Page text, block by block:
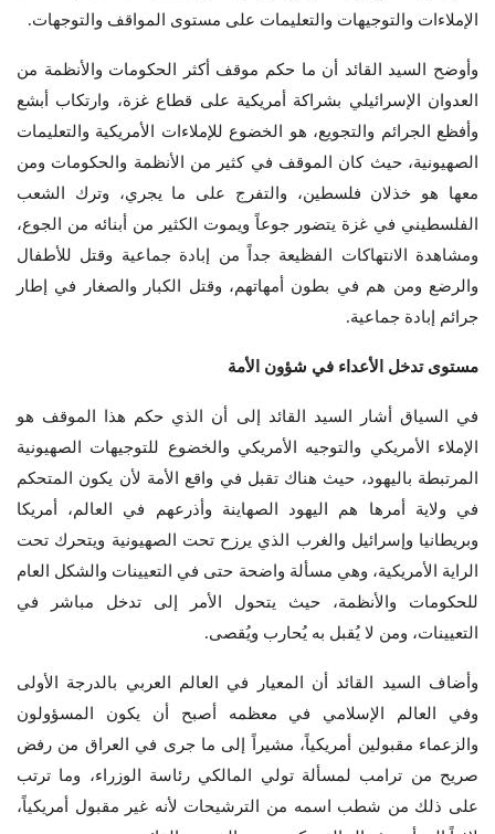
الإملاءات والتوجيهات والتعليمات على مستوى المواقف والتوجهات.
وأوضح السيد القائد أن ما حكم موقف أكثر الحكومات والأنظمة من
العدوان الإسرائيلي بشراكة أمريكية على قطاع غزة، وارتكاب أبشع
وأفظع الجرائم والتجويع، هو الخضوع للإملاءات الأمريكية والتعليمات
الصهيونية، حيث كان الموقف في كثير من الأنظمة والحكومات ومن
معها هو خذلان فلسطين، والتفرج على ما يجري، وترك الشعب
الفلسطيني في غزة يتضور جوعاً ويموت الكثير من أبنائه من الجوع،
ومشاهدة الانتهاكات الفظيعة جداً من إبادة جماعية وقتل للأطفال
والرضع ومن هم في بطون أمهاتهم، وقتل الكبار والصغار في إطار
جرائم إبادة جماعية.
مستوى تدخل الأعداء في شؤون الأمة
في السياق أشار السيد القائد إلى أن الذي حكم هذا الموقف هو
الإملاء الأمريكي والتوجيه الأمريكي والخضوع للتوجيهات الصهيونية
المرتبطة باليهود، حيث هناك تقبل في واقع الأمة لأن يكون المتحكم
في ولاية أمرها هم اليهود الصهاينة وأذرعهم في العالم، أمريكا
وبريطانيا وإسرائيل والغرب الذي يرزح تحت الصهيونية ويتحرك تحت
الراية الأمريكية، وهي مسألة واضحة حتى في التعيينات والشكل العام
للحكومات والأنظمة، حيث يتحول الأمر إلى تدخل مباشر في
التعيينات، ومن لا يُقبل به يُحارب ويُقصى.
وأضاف السيد القائد أن المعيار في العالم العربي بالدرجة الأولى
وفي العالم الإسلامي في معظمه أصبح أن يكون المسؤولون
والزعماء مقبولين أمريكياً، مشيراً إلى ما جرى في العراق من رفض
صريح من ترامب لمسألة تولي المالكي رئاسة الوزراء، وما ترتب
على ذلك من شطب اسمه من الترشيحات لأنه غير مقبول أمريكياً،